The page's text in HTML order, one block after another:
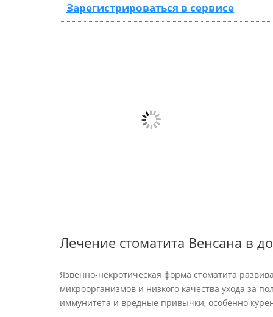
Зарегистрироваться в сервисе
Лечение стоматита Венсана в
Язвенно-некротическая форма стоматита
микроорганизмов и низкого качества ухода за
иммунитета и вредные привычки, особенно